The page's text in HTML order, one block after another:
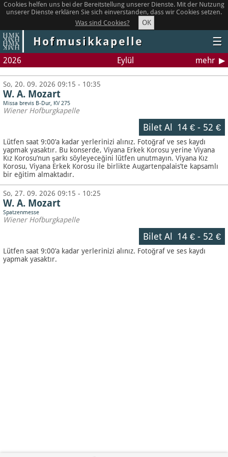
Cookies helfen uns bei der Bereitstellung unserer Dienste. Mit der Nutzung
unserer Dienste erklären Sie sich einverstanden, dass wir Cookies setzen.
Was sind Cookies?
OK
Hofmusikkapelle ☰
2026 Eylül mehr
So, 20. 09. 2026 09:15 - 10:35
W. A. Mozart
Missa brevis B-Dur, KV 275
Wiener Hofburgkapelle
Bilet Al 14 €- 52 €
Lütfen saat 9:00’a kadar yerlerinizi alınız. Fotoğraf ve ses kaydı
yapmak yasaktır. Bu konserde, Viyana Erkek Korosu yerine Viyana
Kız Korosu’nun şarkı söyleyeceğini lütfen unutmayın. Viyana Kız
Korosu, Viyana Erkek Korosu ile birlikte Augartenpalais’te kapsamlı
bir eğitim almaktadır.
So, 27. 09. 2026 09:15 - 10:25
W. A. Mozart
Spatzenmesse
Wiener Hofburgkapelle
Bilet Al 14 €- 52 €
Lütfen saat 9:00’a kadar yerlerinizi alınız. Fotoğraf ve ses kaydı
yapmak yasaktır.